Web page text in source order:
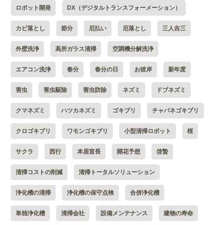
ロボット開発 DX（デジタルトランスフォーメーション）
カビ落とし 節分 厄払い 厄落とし 三人吉三
外壁洗浄 高所ガラス清掃 空調機分解洗浄
エアコン洗浄 春分 春分の日 お彼岸 新年度
害虫 害虫駆除 害虫防除 ネズミ ドブネズミ
クマネズミ ハツカネズミ ゴキブリ チャバネゴキブリ
クロゴキブリ ワモンゴキブリ 小型清掃ロボット 桜
サクラ 西行 本居宣長 開花予想 啓蟄
清掃コストの削減 清掃トータルソリューション
浄化槽の清掃 浄化槽の保守点検 合併浄化槽
単独浄化槽 清掃会社 設備メンテナンス 建物の寿命